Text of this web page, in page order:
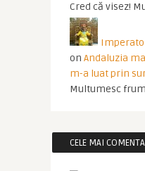
Cred că visez!
on Andaluzia
m-a luat prin
Multumesc
CELE MAI